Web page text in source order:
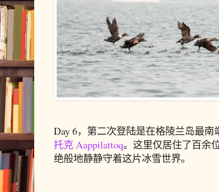
Day 6，第二次登陆是在格陵兰岛最
托克 Aappilattoq。这里仅居住了百余
绝般地静静守着这片冰雪世界。